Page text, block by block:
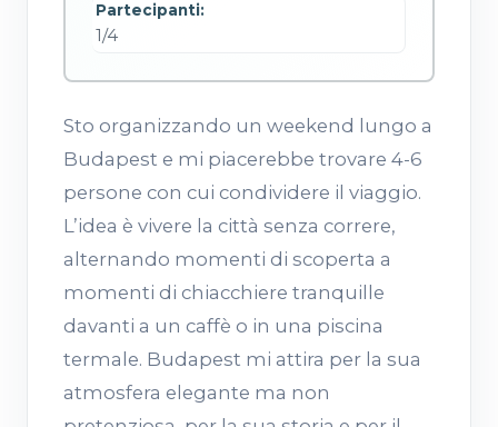
Partecipanti:
1/4
Sto organizzando un weekend lungo a
Budapest e mi piacerebbe trovare 4-6
persone con cui condividere il viaggio.
L’idea è vivere la città senza correre,
alternando momenti di scoperta a
momenti di chiacchiere tranquille
davanti a un caffè o in una piscina
termale. Budapest mi attira per la sua
atmosfera elegante ma non